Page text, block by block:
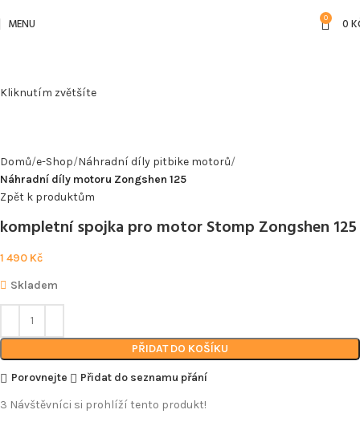
MENU 0 0
Kliknutím zvětšíte
Domů e-Shop Náhradní díly pitbike motorů
Náhradní díly motoru Zongshen 125
Zpět k produktům
kompletní spojka pro motor Stomp Zongshen 125
1 490 Kč
Skladem
PŘIDAT DO KOŠÍKU
Porovnejte
Přidat do seznamu přání
3 Návštěvníci si prohlíží tento produkt!